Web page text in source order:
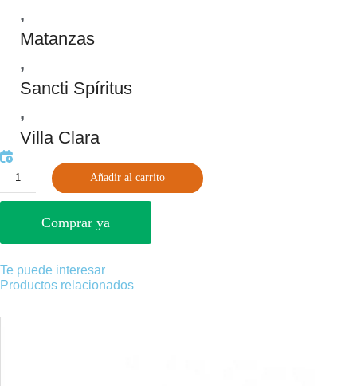
,
Matanzas
,
Sancti Spíritus
,
Villa Clara
Añadir al carrito
Comprar ya
Te puede interesar
Productos relacionados